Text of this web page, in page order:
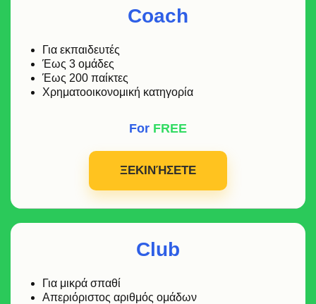
Coach
Για εκπαιδευτές
Έως 3 ομάδες
Έως 200 παίκτες
Χρηματοοικονομική κατηγορία
For FREE
ΞΕΚΙΝΉΣΕΤΕ
Club
Για μικρά σπαθί
Απεριόριστος αριθμός ομάδων